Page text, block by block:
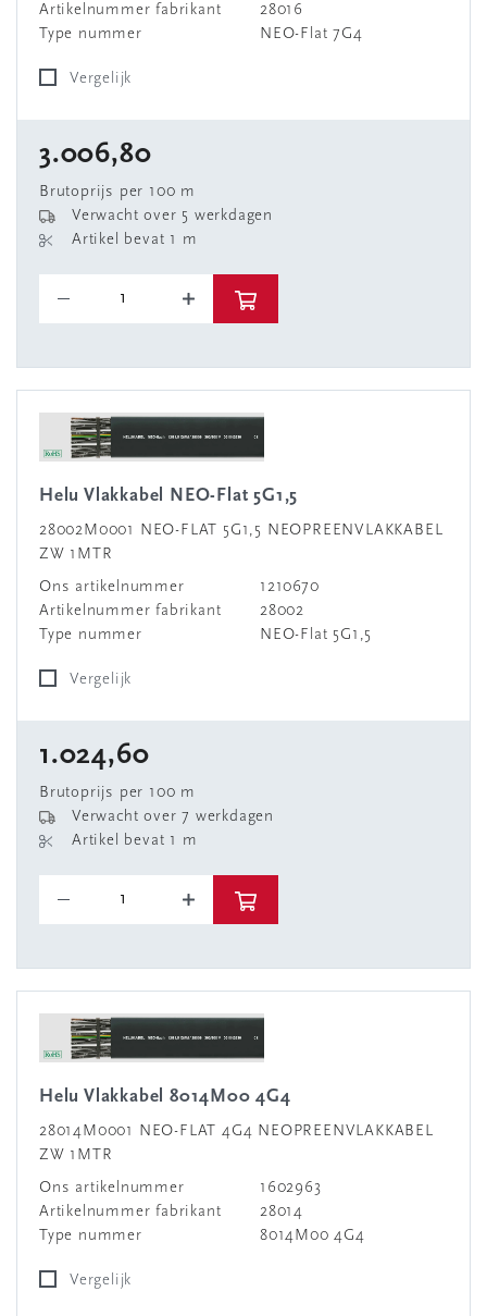
Artikelnummer fabrikant
28016
Type nummer
NEO-Flat 7G4
Vergelijk
3.006,80
Brutoprijs per 100 m
Verwacht over 5 werkdagen
Artikel bevat 1 m
Helu Vlakkabel NEO-Flat 5G1,5
28002M0001 NEO-FLAT 5G1,5 NEOPREENVLAKKABEL
ZW 1MTR
Ons artikelnummer
1210670
Artikelnummer fabrikant
28002
Type nummer
NEO-Flat 5G1,5
Vergelijk
1.024,60
Brutoprijs per 100 m
Verwacht over 7 werkdagen
Artikel bevat 1 m
Helu Vlakkabel 8014M00 4G4
28014M0001 NEO-FLAT 4G4 NEOPREENVLAKKABEL
ZW 1MTR
Ons artikelnummer
1602963
Artikelnummer fabrikant
28014
Type nummer
8014M00 4G4
Vergelijk